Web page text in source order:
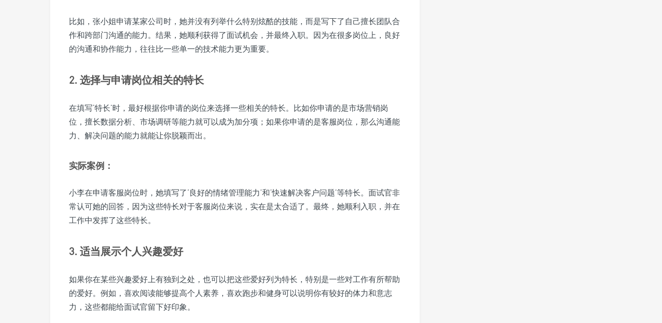
比如，张小姐申请某家公司时，她并没有列举什么特别炫酷的技能，而是写下了自己擅长团队合
作和跨部门沟通的能力。结果，她顺利获得了面试机会，并最终入职。因为在很多岗位上，良好
的沟通和协作能力，往往比一些单一的技术能力更为重要。
2. 选择与申请岗位相关的特长
在填写‘特长’时，最好根据你申请的岗位来选择一些相关的特长。比如你申请的是市场营销岗
位，擅长数据分析、市场调研等能力就可以成为加分项；如果你申请的是客服岗位，那么沟通能
力、解决问题的能力就能让你脱颖而出。
实际案例：
小李在申请客服岗位时，她填写了‘良好的情绪管理能力’和‘快速解决客户问题’等特长。面试官非
常认可她的回答，因为这些特长对于客服岗位来说，实在是太合适了。最终，她顺利入职，并在
工作中发挥了这些特长。
3. 适当展示个人兴趣爱好
如果你在某些兴趣爱好上有独到之处，也可以把这些爱好列为特长，特别是一些对工作有所帮助
的爱好。例如，喜欢阅读能够提高个人素养，喜欢跑步和健身可以说明你有较好的体力和意志
力，这些都能给面试官留下好印象。